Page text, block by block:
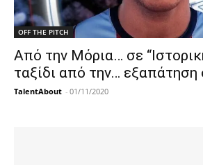
OFF THE PITCH
Από την Μόρια… σε
ταξίδι από την… εξαπάτηση
TalentAbout - 01/11/2020